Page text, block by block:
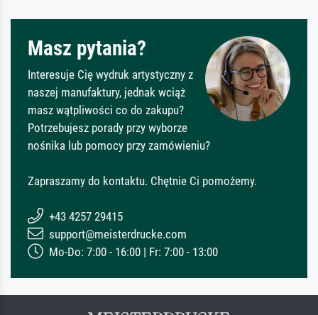
Masz pytania?
Interesuje Cię wydruk artystyczny z
naszej manufaktury, jednak wciąż
masz wątpliwości co do zakupu?
Potrzebujesz porady przy wyborze
nośnika lub pomocy przy zamówieniu?
Zapraszamy do kontaktu. Chętnie Ci pomożemy.
+43 4257 29415
support@meisterdrucke.com
Mo-Do: 7:00 - 16:00 | Fr: 7:00 - 13:00